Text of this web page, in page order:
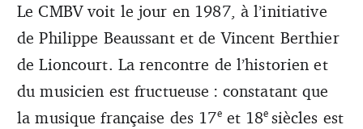
Le CMBV voit le jour en 1987, à l’initiative
de Philippe Beaussant et de Vincent Berthier
de Lioncourt. La rencontre de l’historien et
du musicien est fructueuse : constatant que
la musique française des 17eet 18e siècles est